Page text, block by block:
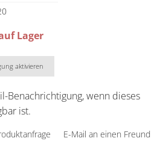
Lager
aktivieren
Benachrichtigung, wenn dieses
ist.
E-Mail an einen Freund